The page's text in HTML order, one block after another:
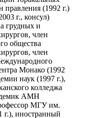
правления (1992 г.)
г., консул)
грудных и
член
общества
член
Монако (1992
наук (1997 г.),
колледжа
АМН
МГУ им.
иностранный